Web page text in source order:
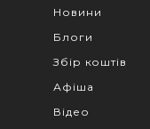
Новини
Блоги
Збір коштів
Афіша
Відео